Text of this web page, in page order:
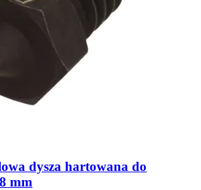
dysza hartowana do
mm